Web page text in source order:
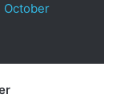
October